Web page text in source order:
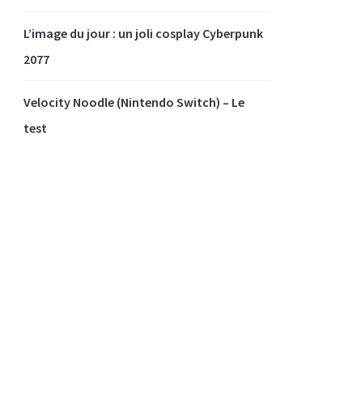
L’image du jour : un joli cosplay Cyberpunk
2077
Velocity Noodle (Nintendo Switch) – Le
test